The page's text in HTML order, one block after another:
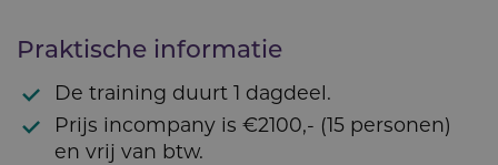
Praktische informatie
De training duurt 1 dagdeel.
Prijs incompany is €2100,- (15 personen)
en vrij van btw.